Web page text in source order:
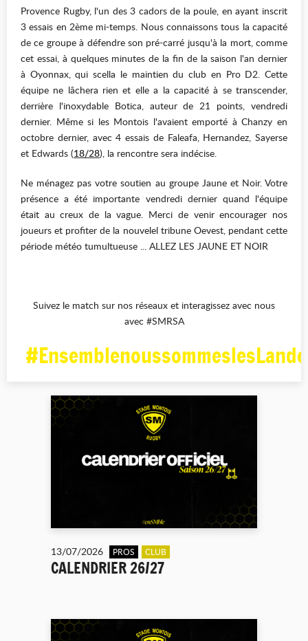
Provence Rugby, l'un des 3 cadors de la poule, en ayant inscrit
3 essais en 2ème mi-temps. Nous connaissons tous la capacité
de ce groupe à défendre son pré-carré jusqu'à la mort, comme
cet essai, à quelques minutes de la fin de la saison l'an dernier
à Oyonnax, qui scella le maintien du club en Pro D2. Cette
équipe ne lâchera rien et elle a la capacité à se transcender,
derrière l'inoxydable Botica, auteur de 21 points, vendredi
dernier. Même si les Montois l'avaient emporté à Chanzy en
octobre dernier, avec 4 essais de Faleafa, Hernandez, Sayerse
et Edwards (18/28), la rencontre sera indécise.
Ne ménagez pas votre soutien au groupe Jaune et Noir. Votre
présence a été importante vendredi dernier quand l'équipe
était au creux de la vague. Merci de venir encourager nos
joueurs et profiter de la nouvelel tribune Oevest, pendant cette
période météo tumultueuse ... ALLEZ LES JAUNE ET NOIR
Suivez le match sur nos réseaux et interagissez avec nous
avec #SMRSA
13/07/2026 PROS CLUB
CALENDRIER 26/27